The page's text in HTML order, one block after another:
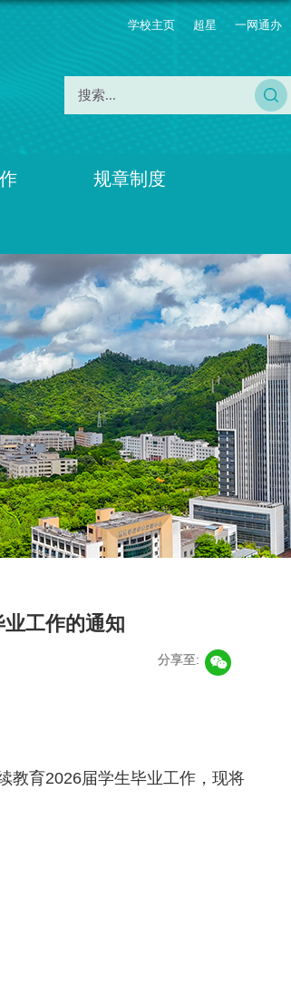
学校主页 超星 一网通办
规章制度
工作的通知
分享至:
教育2026届学生毕业工作，现将